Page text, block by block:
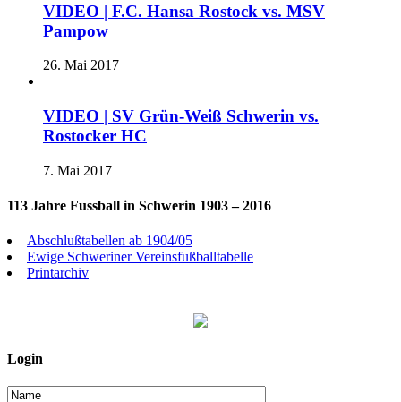
VIDEO | F.C. Hansa Rostock vs. MSV
Pampow
26. Mai 2017
VIDEO | SV Grün-Weiß Schwerin vs.
Rostocker HC
7. Mai 2017
113 Jahre Fussball in Schwerin 1903 – 2016
Abschlußtabellen ab 1904/05
Ewige Schweriner Vereinsfußballtabelle
Printarchiv
Login